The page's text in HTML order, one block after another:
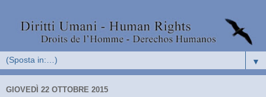
▼
GIOVEDÌ 22 OTTOBRE 2015